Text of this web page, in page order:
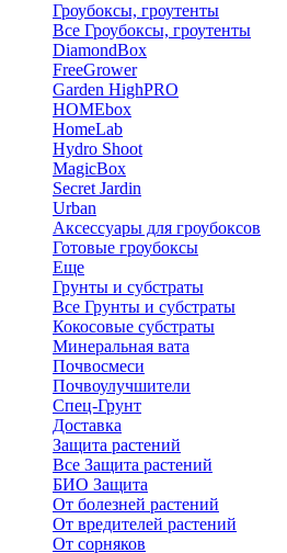
Гроубоксы, гроутенты
Все Гроубоксы, гроутенты
DiamondBox
FreeGrower
Garden HighPRO
HOMEbox
HomeLab
Hydro Shoot
MagicBox
Secret Jardin
Urban
Аксессуары для гроубоксов
Готовые гроубоксы
Еще
Грунты и субстраты
Все Грунты и субстраты
Кокосовые субстраты
Минеральная вата
Почвосмеси
Почвоулучшители
Спец-Грунт
Доставка
Защита растений
Все Защита растений
БИО Защита
От болезней растений
От вредителей растений
От сорняков